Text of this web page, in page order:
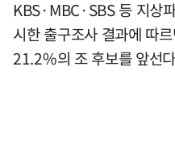
KBS·MBC·SBS 등 지상
시한 출구조사 결과에 따
21.2%의 조 후보를 앞선